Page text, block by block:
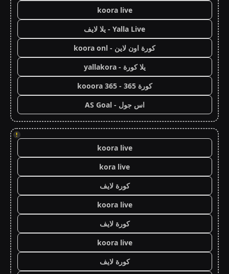
koora live
Yalla Live - يلا لايف
كورة اون لاين - koora onl
يلا كورة - yallakora
كورة 365 - kooora 365
اس جول - AS Goal
!
koora live
kora live
كورة لايف
koora live
كورة لايف
koora live
كورة لايف